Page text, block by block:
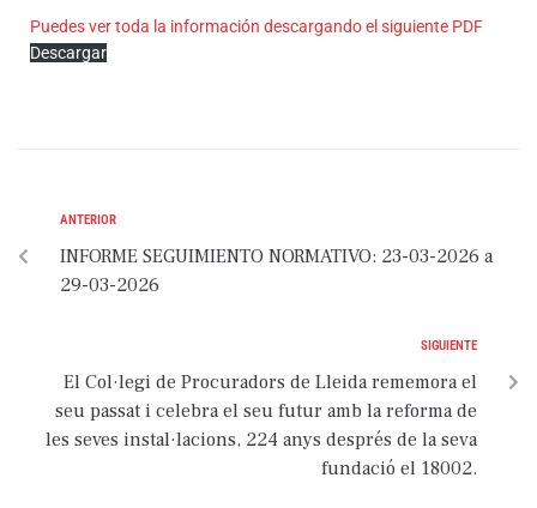
Puedes ver toda la información descargando el siguiente PDF
Descargar
ANTERIOR
INFORME SEGUIMIENTO NORMATIVO: 23-03-2026 a
29-03-2026
SIGUIENTE
El Col·legi de Procuradors de Lleida rememora el
seu passat i celebra el seu futur amb la reforma de
les seves instal·lacions, 224 anys després de la seva
fundació el 18002.